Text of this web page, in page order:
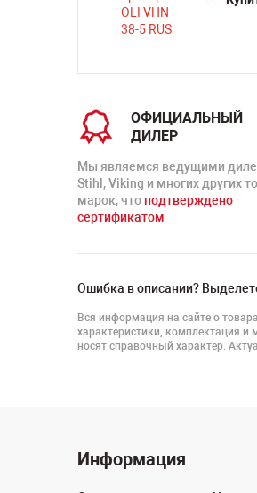
ОФИЦИАЛЬНЫЙ
ДИЛЕР
Мы являемся ведущими
Stihl, Viking и многих других
марок, что подтверждено
сертификатом
Ошибка в описании?
Вся информация на сайте о
характеристики, комплектация и
носят справочный характер.
Информация